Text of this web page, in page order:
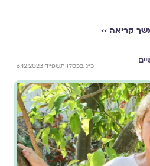
קריאה ››
כ״ג בכסלו תשפ״ד 6.12.2023